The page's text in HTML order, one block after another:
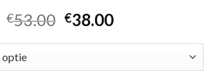
€53.00 €38.00